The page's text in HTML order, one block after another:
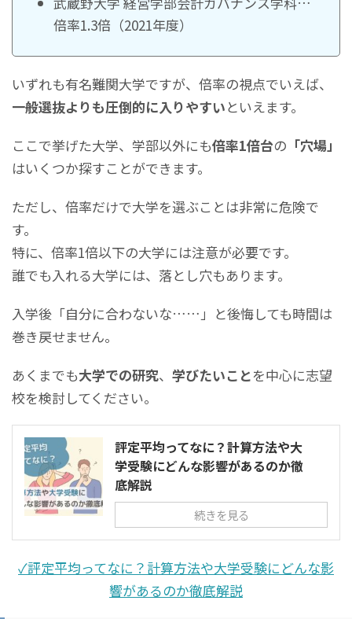
倍率1.3倍（2021年度）
いずれも有名難関大学ですが、倍率の視点でいえば、
一般選抜よりも圧倒的に入りやすいといえます。
ここで挙げた大学、学部以外にも倍率1倍台の 「穴場」
はいくつか探すことができます。
ただし、倍率だけで大学を選ぶことは非常に危険で
す。
特に、倍率1倍以下の大学には注意が必要です。
誰でも入れる大学には、落とし穴もあります。
入学後「自分に合わないな……」と後悔しても時間は
巻き戻せません。
あくまでも大学での研究、 学びたいことを中心に志望
校を検討してください。
評定平均ってなに？計算方法や大
学受験にどんな影響があるのか徹
底解説
続きを見る
✓評定平均ってなに？計算方法や大学受験にどんな影
響があるのか徹底解説